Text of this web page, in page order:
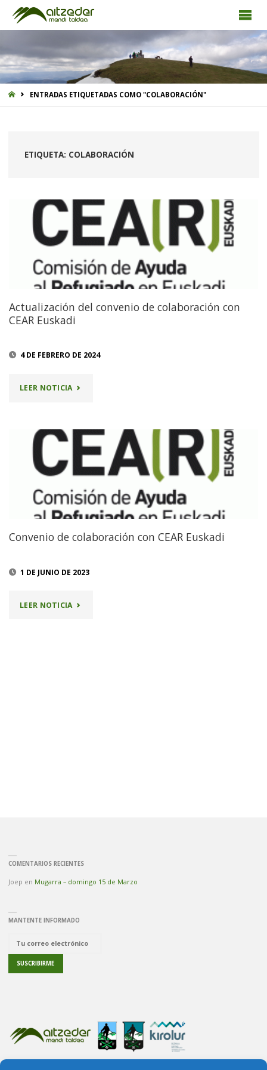
INICIOENTRADAS ETIQUETADAS COMO "COLABORACIÓN"
ETIQUETA: COLABORACIÓN
Actualización del convenio de colaboración con
CEAR Euskadi
4 DE FEBRERO DE 2024
LEER NOTICIA"ACTUALIZACIÓN
CONVENIO
DE
CON
Convenio de colaboración con CEAR Euskadi
1 DE JUNIO DE 2023
LEER NOTICIA"CONVENIO
COMENTARIOS RECIENTES
Joep en Mugarra – domingo 15 de Marzo
MANTENTE INFORMADO